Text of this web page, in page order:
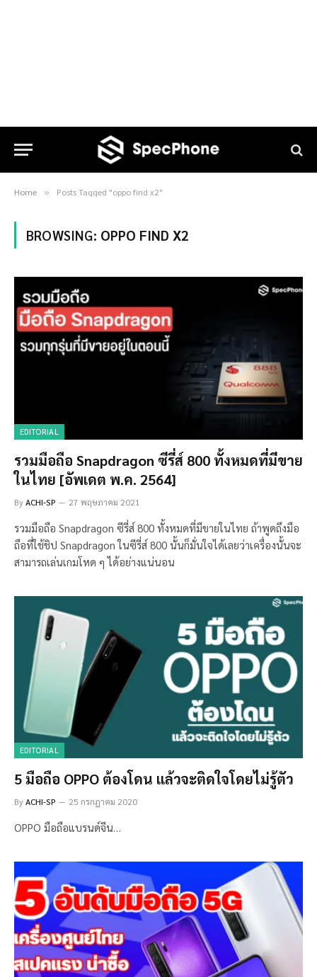
Home » Posts Tagged "oppo find x2"
BROWSING: OPPO FIND X2
EDITORIAL
รวมมือถือ Snapdragon ซีรี่ส์ 800 ทั้งหมดที่มีขาย
ในไทย [อัพเดต พ.ค. 2564]
ByACHI-SP 27 พฤษภาคม 2021
รวมมือถือ Snapdragon ซีรี่ส์ 800 ทั้งหมดที่มีขายในไทย ถ้าพูดถึงมือ
ถือที่ใช้ชิป Snapdragon ในซีรี่ส์ 800 นั้นก็มั่นใจได้เลยว่าเครื่องนั้นจะ
สามารถเล่นเกมโหด ๆ ได้อย่างแน่นอน
EDITORIAL
5 มือถือ OPPO ต้องโดน แล้วจะติดใจโดยไม่รู้ตัว
ByACHI-SP 25 กรกฎาคม 2020
OPPO มือถือแบรนด์จีน…